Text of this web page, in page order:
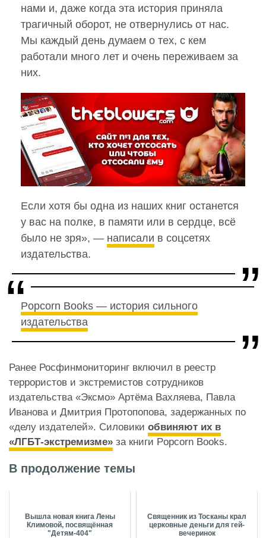
нами и, даже когда эта история приняла
трагичный оборот, не отвернулись от нас.
Мы каждый день думаем о тех, с кем
работали много лет и очень переживаем за
них.
Если хотя бы одна из наших книг останется
у вас на полке, в памяти или в сердце, всё
было не зря», — написали в соцсетях
издательства.
Popcorn Books — история сильного
издательства
Ранее Росфинмониторинг включил в реестр
террористов и экстремистов сотрудников
издательства «Эксмо» Артёма Вахляева, Павла
Иванова и Дмитрия Протопопова, задержанных по
«делу издателей». Силовики обвиняют их в
«ЛГБТ-экстремизме» за книги Popcorn Books.
В продолжение темы
Вышла новая книга Лены
Климовой, посвящённая
"Детям-404"
Священник из Тосканы крал
церковные деньги для гей-
вечеринок